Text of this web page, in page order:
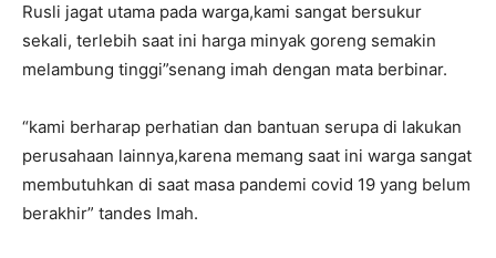
Rusli jagat utama pada warga,kami sangat bersukur
sekali, terlebih saat ini harga minyak goreng semakin
melambung tinggi”senang imah dengan mata berbinar.
“kami berharap perhatian dan bantuan serupa di lakukan
perusahaan lainnya,karena memang saat ini warga sangat
membutuhkan di saat masa pandemi covid 19 yang belum
berakhir” tandes Imah.